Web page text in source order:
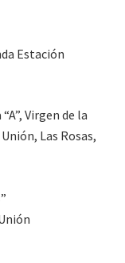
Estación
Virgen de la
Las Rosas,